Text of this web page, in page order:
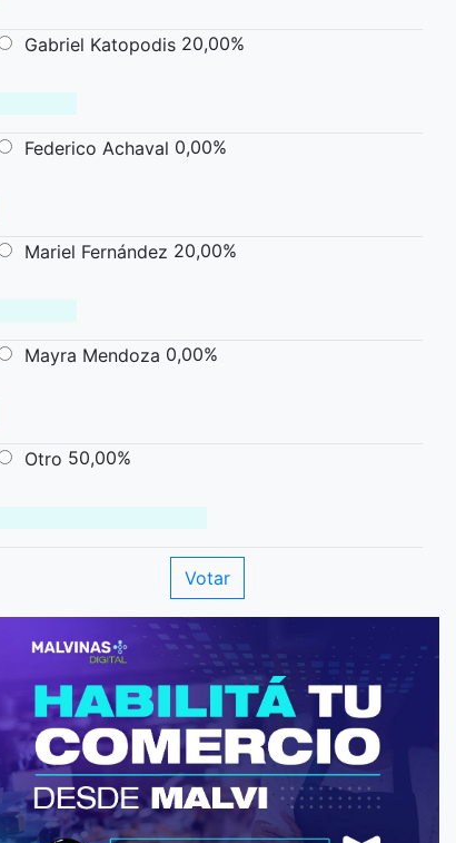
Gabriel Katopodis 20,00%
Federico Achaval 0,00%
Mariel Fernández 20,00%
Mayra Mendoza 0,00%
Otro 50,00%